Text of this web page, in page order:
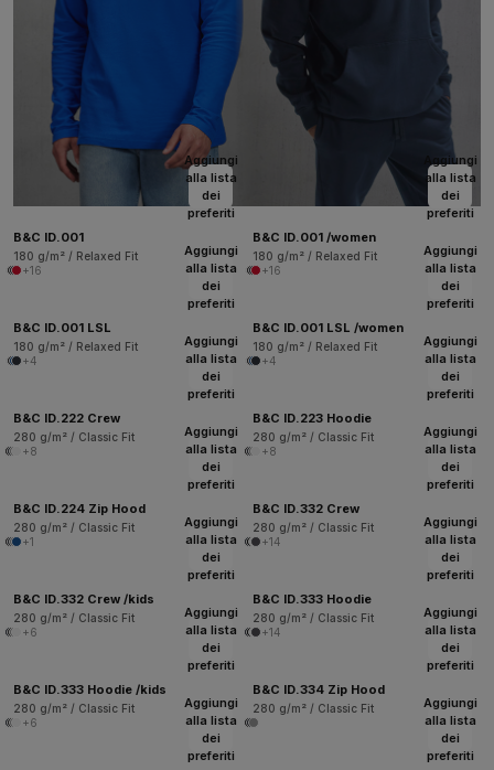
Aggiungi
alla lista
dei
preferiti
B&C ID.001
180 g/m² / Relaxed Fit
+16
Aggiungi
alla lista
dei
preferiti
B&C ID.001 /women
180 g/m² / Relaxed Fit
+16
Aggiungi
alla lista
dei
preferiti
B&C ID.001 LSL
180 g/m² / Relaxed Fit
+4
Aggiungi
alla lista
dei
preferiti
B&C ID.001 LSL /women
180 g/m² / Relaxed Fit
+4
Aggiungi
alla lista
dei
preferiti
B&C ID.222 Crew
280 g/m² / Classic Fit
+8
Aggiungi
alla lista
dei
preferiti
B&C ID.223 Hoodie
280 g/m² / Classic Fit
+8
Aggiungi
alla lista
dei
preferiti
B&C ID.224 Zip Hood
280 g/m² / Classic Fit
+1
Aggiungi
alla lista
dei
preferiti
B&C ID.332 Crew
280 g/m² / Classic Fit
+14
Aggiungi
alla lista
dei
preferiti
B&C ID.332 Crew /kids
280 g/m² / Classic Fit
+6
Aggiungi
alla lista
dei
preferiti
B&C ID.333 Hoodie
280 g/m² / Classic Fit
+14
Aggiungi
alla lista
dei
preferiti
B&C ID.333 Hoodie /kids
280 g/m² / Classic Fit
+6
Aggiungi
alla lista
dei
preferiti
B&C ID.334 Zip Hood
280 g/m² / Classic Fit
Aggiungi
alla lista
dei
preferiti
Aggiungi
alla lista
dei
preferiti